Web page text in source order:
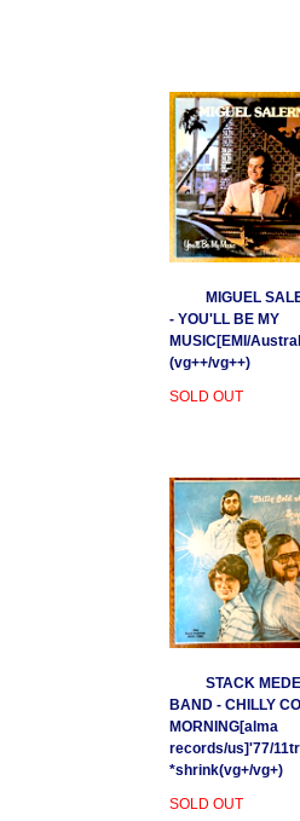
MIGUEL
- YOU'LL BE MY
MUSIC[EMI/
(vg++/vg++)
SOLD OUT
STACK
BAND - CHILLY
MORNING[alma
records/us]'77/
*shrink(vg+/vg+)
SOLD OUT